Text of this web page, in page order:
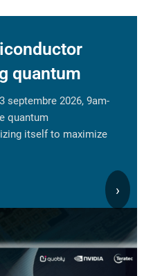
quantum
septembre 2026, 9am-
quantum
itself to maximize
›